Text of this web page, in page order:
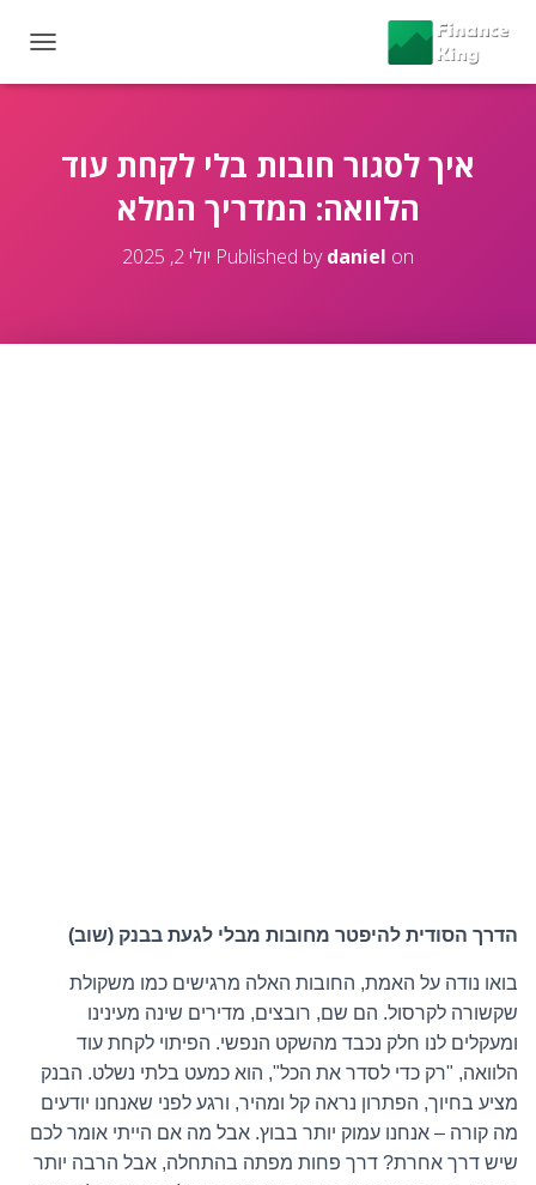
O
איך לסגור חובות בלי לקחת עוד
הלוואה: המדריך המלא
Published bydaniel on יולי 2, 2025
הדרך הסודית להיפטר מחובות מבלי לגעת בבנק (שוב)
בואו נודה על האמת, החובות האלה מרגישים כמו משקולת
שקשורה לקרסול. הם שם, רובצים, מדירים שינה מעינינו
ומעקלים לנו חלק נכבד מהשקט הנפשי. הפיתוי לקחת עוד
הלוואה, "רק כדי לסדר את הכל", הוא כמעט בלתי נשלט. הבנק
מציע בחיוך, הפתרון נראה קל ומהיר, ורגע לפני שאנחנו יודעים
מה קורה – אנחנו עמוק יותר בבוץ. אבל מה אם הייתי אומר לכם
שיש דרך אחרת? דרך פחות מפתה בהתחלה, אבל הרבה יותר